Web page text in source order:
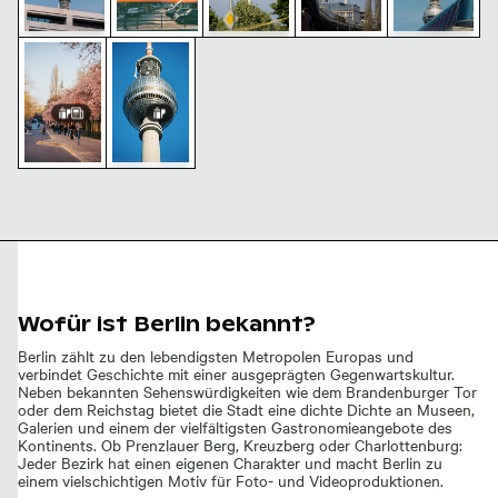
Berliner
Fernsehturm
vor klarem
Himmel
Berliner
Straßenszene
mit
Fernsehturm
im Winter
Kirschblüten auf der Schwedter Straße und Berliner
Schwedter
Berliner Fernsehturm vor blauem Himmel
Himmel
Wofür ist Berlin bekannt?
Berlin zählt zu den lebendigsten Metropolen Europas und
verbindet Geschichte mit einer ausgeprägten Gegenwartskultur.
Neben bekannten Sehenswürdigkeiten wie dem Brandenburger Tor
oder dem Reichstag bietet die Stadt eine dichte Dichte an Museen,
Galerien und einem der vielfältigsten Gastronomieangebote des
Kontinents. Ob Prenzlauer Berg, Kreuzberg oder Charlottenburg:
Jeder Bezirk hat einen eigenen Charakter und macht Berlin zu
einem vielschichtigen Motiv für Foto- und Videoproduktionen.